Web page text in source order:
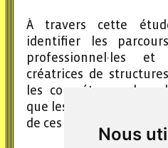
Nous
À travers cette
identifier les
professionnel·les
créatrices de
les compétences les
que les habitudes et
de ces formations.